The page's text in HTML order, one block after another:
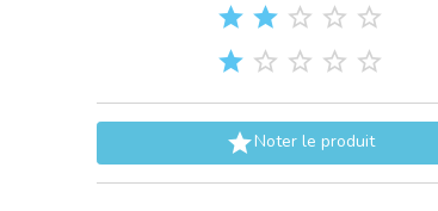
    
    
Noter le produit